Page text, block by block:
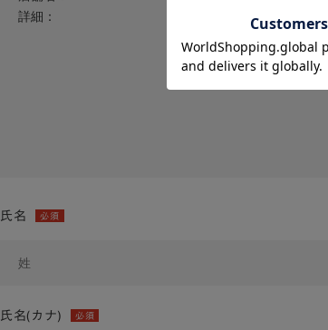
氏名 必須
氏名(カナ) 必須